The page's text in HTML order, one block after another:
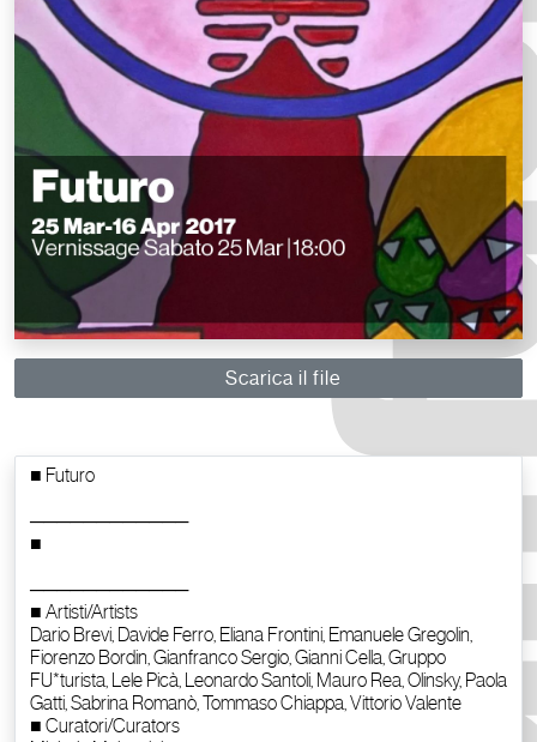
Scarica il file